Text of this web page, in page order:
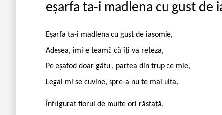
eșarfa ta-i madlena cu gust de
Eșarfa ta-i madlena cu gust de iasomie,
Adesea, îmi e teamă că îți va reteza,
Pe eșafod doar gâtul, partea din trup ce mie,
Legal mi se cuvine, spre-a nu te mai uita.
Înfrigurat fiorul de multe ori răsfață,